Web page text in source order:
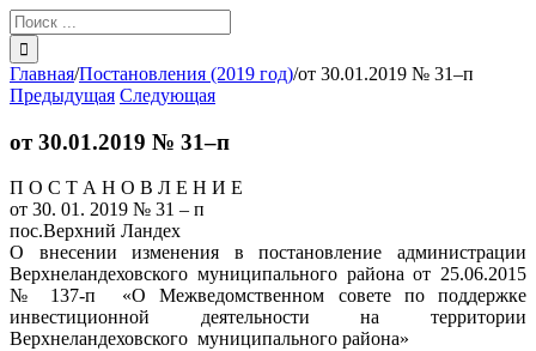
Результат
поиска:
Главная/Постановления (2019 год)/от 30.01.2019 № 31–п
Предыдущая Следующая
от 30.01.2019 № 31–п
П О С Т А Н О В Л Е Н И Е
от 30. 01. 2019 № 31 – п
пос.Верхний Ландех
О внесении изменения в постановление администрации
Верхнеландеховского муниципального района от 25.06.2015
№ 137-п «О Межведомственном совете по поддержке
инвестиционной деятельности на территории
Верхнеландеховского муниципального района»